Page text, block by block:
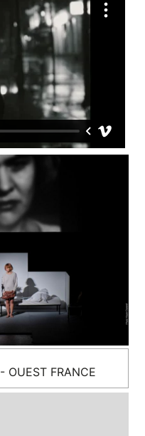
OUEST FRANCE